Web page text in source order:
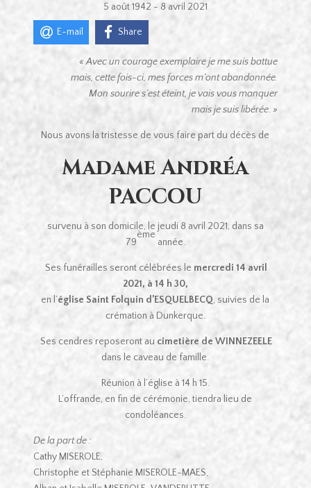
5 août 1942 - 8 avril 2021
E-mail Share
« Avec un courage exemplaire je me suis battue
mais, cette fois-ci, mes forces m’ont abandonnée.
Mon sourire s’est éteint, je vais vous manquer
mais je suis libérée. »
Nous avons la tristesse de vous faire part du décès de
Madame Andréa
PACCOU
survenu à son domicile, le jeudi 8 avril 2021, dans sa
79
ème
année.
Ses funérailles seront célébrées le mercredi 14 avril
2021, à 14 h 30,
en l’église Saint Folquin d’ESQUELBECQ, suivies de la
crémation à Dunkerque.
Ses cendres reposeront au cimetière de WINNEZEELE
dans le caveau de famille.
Réunion à l’église à 14 h 15.
L’offrande, en fin de cérémonie, tiendra lieu de
condoléances.
De la part de :
Cathy MISEROLE,
Christophe et Stéphanie MISEROLE-MAES,